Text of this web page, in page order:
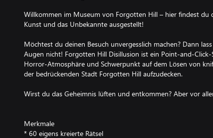
Willkommen im Museum von Forgotten Hill – hier findest du
Kunst und das Unbekannte ausgestellt!
Möchtest du deinen Besuch unvergesslich machen? Dann
Augen nicht! Forgotten Hill Disillusion ist ein Point-and-
Horror-Atmosphäre und Schwerpunkt auf dem Lösen von
der bedrückenden Stadt Forgotten Hill aufzudecken.
Wirst du das Geheimnis lüften und entkommen? Aber vor
Merkmale
* 60 eigens kreierte Rätsel